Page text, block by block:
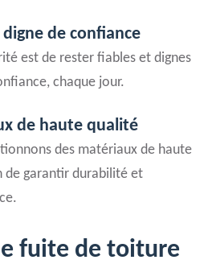
de confiance
est de rester fiables et dignes
chaque jour.
de haute qualité
des matériaux de haute
de garantir durabilité et
fuite de toiture